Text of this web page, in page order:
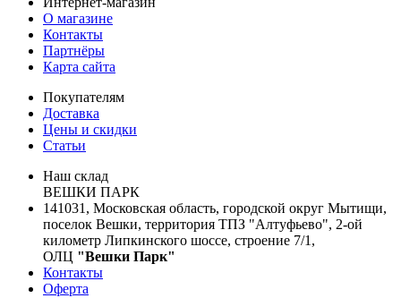
О магазине
Контакты
Партнёры
Карта сайта
Покупателям
Доставка
Цены и скидки
Статьи
Наш склад
ВЕШКИ ПАРК
141031, Московская область, городской округ Мытищи,
поселок Вешки, территория ТПЗ "Алтуфьево", 2-ой
километр Липкинского шоссе, строение 7/1,
ОЛЦ "Вешки Парк"
Контакты
Оферта